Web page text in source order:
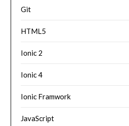
Git
HTML5
Ionic 2
Ionic 4
Ionic Framwork
JavaScript